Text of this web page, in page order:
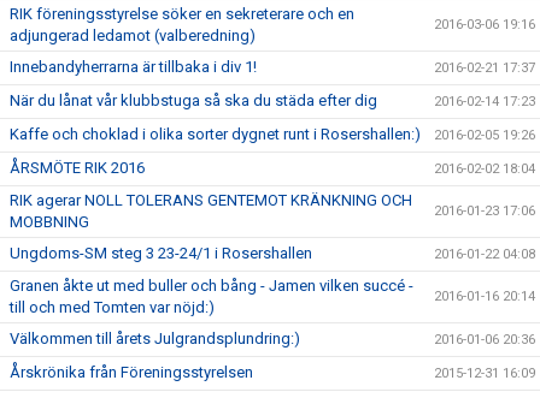
RIK föreningsstyrelse söker en sekreterare och en
adjungerad ledamot (valberedning)
2016-03-06 19:16
Innebandyherrarna är tillbaka i div 1! 2016-02-21 17:37
När du lånat vår klubbstuga så ska du städa efter dig 2016-02-14 17:23
Kaffe och choklad i olika sorter dygnet runt i Rosershallen:) 2016-02-05 19:26
ÅRSMÖTE RIK 2016 2016-02-02 18:04
RIK agerar NOLL TOLERANS GENTEMOT KRÄNKNING OCH
MOBBNING
2016-01-23 17:06
Ungdoms-SM steg 3 23-24/1 i Rosershallen 2016-01-22 04:08
Granen åkte ut med buller och bång - Jamen vilken succé -
till och med Tomten var nöjd:)
2016-01-16 20:14
Välkommen till årets Julgrandsplundring:) 2016-01-06 20:36
Årskrönika från Föreningsstyrelsen 2015-12-31 16:09